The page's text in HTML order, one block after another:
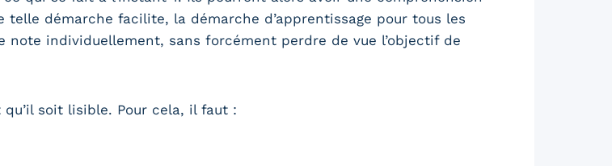
démarche facilite, la démarche d’apprentissage pour tous les
individuellement, sans forcément perdre de vue l’objectif de
qu’il soit lisible. Pour cela, il faut :